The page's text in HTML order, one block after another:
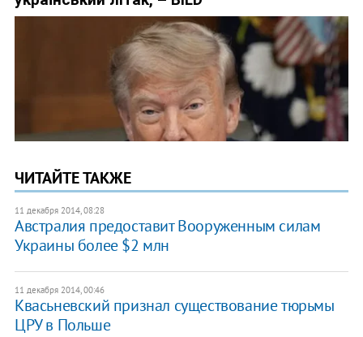
ЧИТАЙТЕ ТАКЖЕ
11 декабря 2014, 08:28
Австралия предоставит Вооруженным силам
Украины более $2 млн
11 декабря 2014, 00:46
Квасьневский признал существование тюрьмы
ЦРУ в Польше